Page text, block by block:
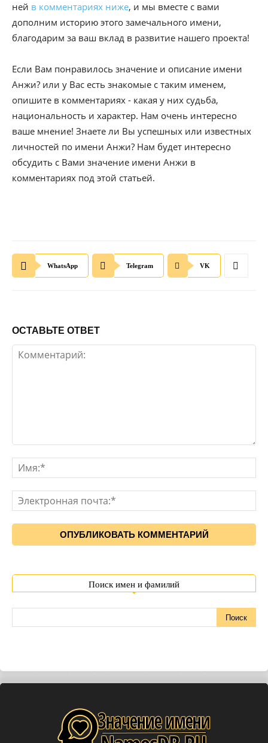
ней в комментариях ниже, и мы вместе с вами
дополним историю этого замечального имени,
благодарим за ваш вклад в развитие нашего проекта!
Если Вам понравилось значение и описание имени
Анжи? или у Вас есть знакомые с таким именем,
опишите в комментариях - какая у них судьба,
национальность и характер. Нам очень интересно
ваше мнение! Знаете ли Вы успешных или известных
личностей по имени Анжи? Нам будет интересно
обсудить с Вами значение имени Анжи в
комментариях под этой статьей.
WhatsApp Telegram VK
ОСТАВЬТЕ ОТВЕТ
Поиск имен и фамилий